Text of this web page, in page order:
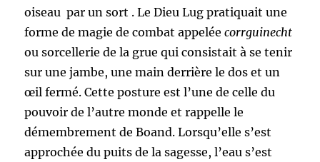
oiseau par un sort . Le Dieu Lug pratiquait une
forme de magie de combat appelée corrguinecht
ou sorcellerie de la grue qui consistait à se tenir
sur une jambe, une main derrière le dos et un
œil fermé. Cette posture est l’une de celle du
pouvoir de l’autre monde et rappelle le
démembrement de Boand. Lorsqu’elle s’est
approchée du puits de la sagesse, l’eau s’est